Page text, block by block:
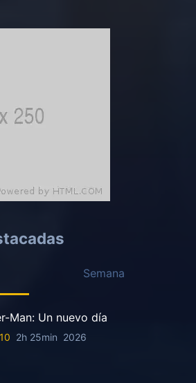
Semana
Man: Un nuevo día
2h 25min 2026